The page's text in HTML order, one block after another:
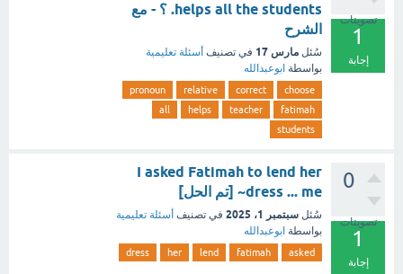
تصويتات
1
إجابة
helps all the students. ؟ - مع
الشرح
سُئل مارس 17 في تصنيف أسئلة تعليمية
بواسطة ابوعبدالله
choose
correct
relative
pronoun
fatimah
teacher
helps
all
students
0
تصويتات
1
إجابة
I asked Fatimah to lend her
dress ... me~ [تم الحل]
سُئل سبتمبر 1، 2025 في تصنيف أسئلة تعليمية
بواسطة ابوعبدالله
asked
fatimah
lend
her
dress